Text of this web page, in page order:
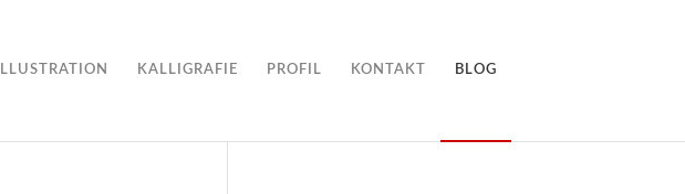
ILLUSTRATION KALLIGRAFIE PROFIL KONTAKT BLOG